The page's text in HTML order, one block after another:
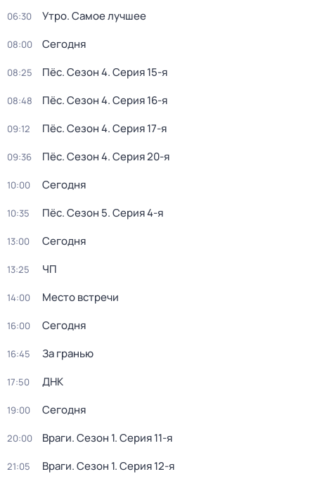
06:30 Утро. Самое лучшее
08:00 Сегодня
08:25 Пёс. Сезон 4. Серия 15-я
08:48 Пёс. Сезон 4. Серия 16-я
09:12 Пёс. Сезон 4. Серия 17-я
09:36 Пёс. Сезон 4. Серия 20-я
10:00 Сегодня
10:35 Пёс. Сезон 5. Серия 4-я
13:00 Сегодня
13:25 ЧП
14:00 Место встречи
16:00 Сегодня
16:45 За гранью
17:50 ДНК
19:00 Сегодня
20:00 Враги. Сезон 1. Серия 11-я
21:05 Враги. Сезон 1. Серия 12-я